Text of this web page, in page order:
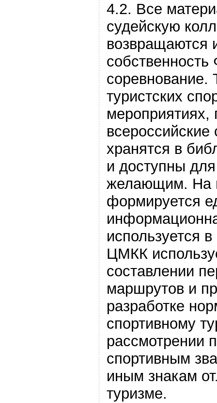
4.2. Все
судейскую
возвращаются
соревнование.
туристских
мероприятиях,
хранятся в
и доступны
желающим. На
формируется
используется
ЦМКК
составлении
маршрутов и
разработке
спортивному
рассмотрении
спортивным
иным знакам
туризме.